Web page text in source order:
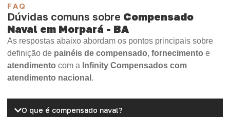
FAQ
Dúvidas comuns sobre Compensado
Naval em Morpará - BA
As respostas abaixo abordam os pontos principais sobre
definição de painéis de compensado, fornecimento e
atendimento com a Infinity Compensados com
atendimento nacional .
O que é compensado naval?